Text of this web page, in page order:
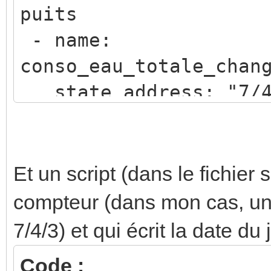
- background:
icon:
- color: var(--
- width: 40px
- font-size:
- color: white
- padding-left:
state:
puits
- name:
state_address: "7/
Et un script (dans le fichier
compteur (dans mon cas,
7/4/3) et qui écrit la date
Code :